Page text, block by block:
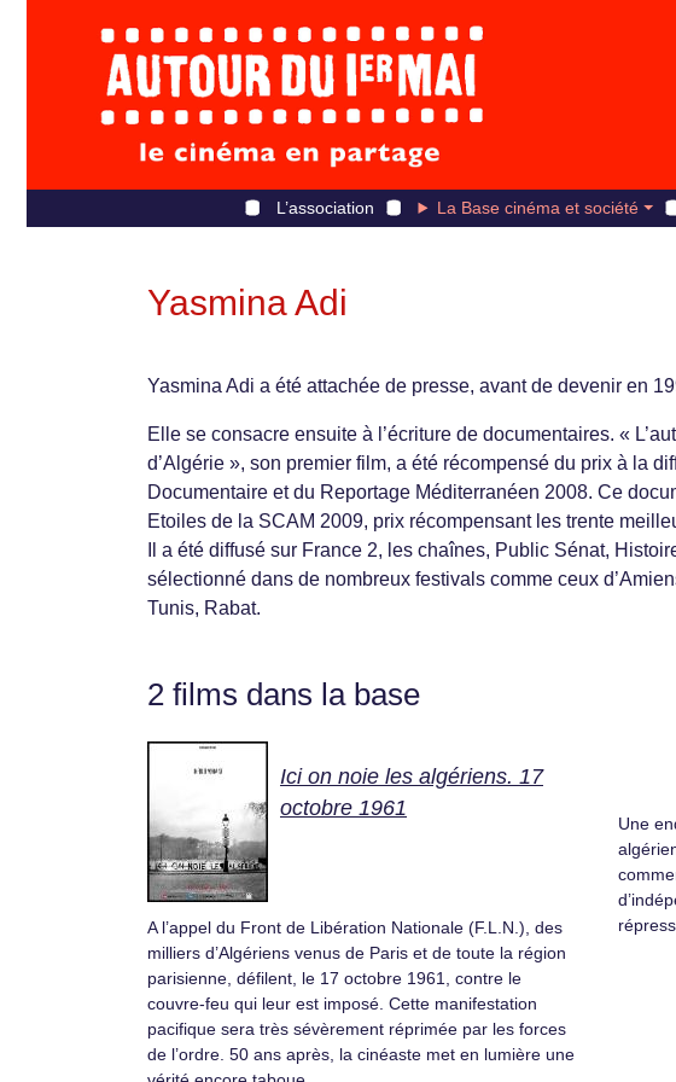
L’association La Base cinéma et société
Yasmina Adi
Yasmina Adi a été attachée de presse, avant de devenir en
Elle se consacre ensuite à l’écriture de documentaires. «
d’Algérie », son premier film, a été récompensé du prix à la
Documentaire et du Reportage Méditerranéen 2008. Ce
Etoiles de la SCAM 2009, prix récompensant les trente
Il a été diffusé sur France 2, les chaînes, Public Sénat,
sélectionné dans de nombreux festivals comme ceux
Tunis, Rabat.
2 films dans la base
Ici on noie les algériens. 17
octobre 1961
A l’appel du Front de Libération Nationale (F.L.N.), des
milliers d’Algériens venus de Paris et de toute la région
parisienne, défilent, le 17 octobre 1961, contre le
couvre-feu qui leur est imposé. Cette manifestation
pacifique sera très sévèrement réprimée par les forces
de l’ordre. 50 ans après, la cinéaste met en lumière une
Une